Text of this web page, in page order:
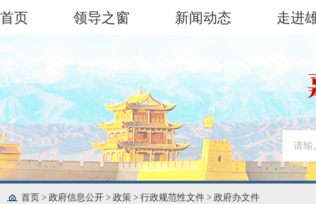
首页 领导之窗 新闻动态 走进
首页 > 政府信息公开 > 政策 > 行政规范性文件 > 政府办文件